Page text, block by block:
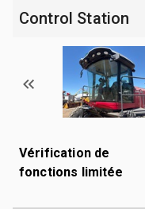
Control Station
Vérification de
fonctions limitée